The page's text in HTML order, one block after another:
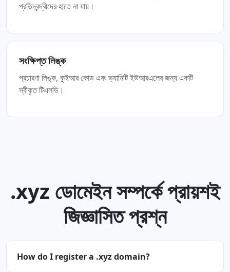
প্রতিদ্বন্দ্বীদের হাতে না যায়।
সংক্ষিপ্ত লিঙ্ক
প্রচারণা লিঙ্ক, কুইআর কোড এবং ভ্যানিটি ইউআরএলের জন্য একটি
স্বীকৃত টিএলডি।
.xyz ডোমেইন সম্পর্কে প্রায়শই
জিজ্ঞাসিত প্রশ্ন
How do I register a .xyz domain?